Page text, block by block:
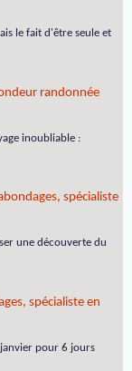
le fait d'être seule et
randonnée
inoubliable :
spécialiste
une découverte du
spécialiste en
pour 6 jours